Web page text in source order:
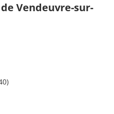
Vendeuvre-sur-